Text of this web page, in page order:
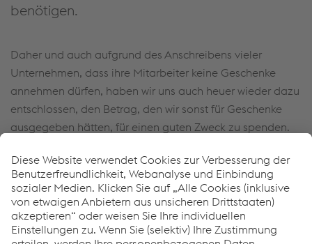
benötigen.
Daher und auch aufgrund des Anschreibens vieler
Unternehmen, dass ihre Mitarbeiter keine Geschenke
annehmen dürfen, haben wir uns auch heuer wieder dazu
entschlossen, den Betrag, den wir sonst für Geschenke
ausgegeben hätten, für einen guten Zweck zu spenden.
Dieses Jahr kommt unsere Spende der Lebenshilfe
Kindberg und dem Pflegeheim Kindberg zugute. Die
Übergabe des Spendenbetrags hat dieses Jahr natürlich
kontaktlos stattgefunden.